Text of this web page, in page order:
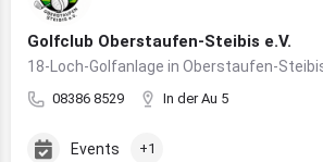
Golfclub Oberstaufen-Steibis e.V.
08386 8529 In der Au 5
Events +1